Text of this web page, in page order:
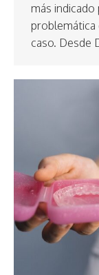
más indicado
problemática
caso. Desde